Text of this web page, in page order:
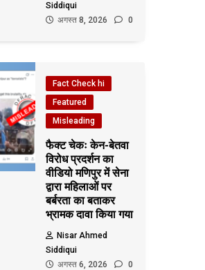
Siddiqui
अगस्त 8, 2026
0
Fact Check hi
Featured
Misleading
फैक्ट चेकः केन-बेतवा
विरोध प्रदर्शन का
वीडियो मणिपुर में सेना
द्वारा महिलाओं पर
बर्बरता का बताकर
भ्रामक दावा किया गया
Nisar Ahmed
Siddiqui
अगस्त 6, 2026
0